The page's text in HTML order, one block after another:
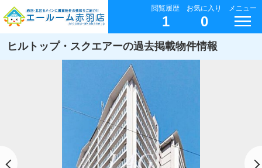
閲覧履歴
1
お気に入り
0
メニュー
ヒルトップ・スクエアーの過去掲載物件情報